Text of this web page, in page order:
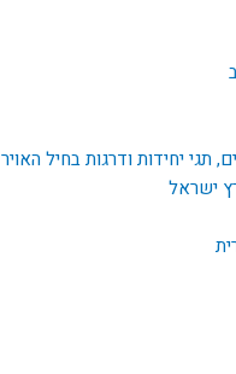
תגי יחידות ודרגות בחיל האויר
ישראל